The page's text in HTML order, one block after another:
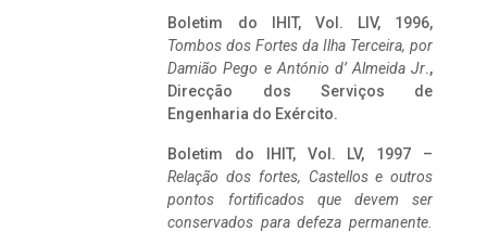
Boletim do IHIT, Vol. LIV, 1996,
Tombos dos Fortes da Ilha Terceira, por
Damião Pego e António d’ Almeida Jr.,
Direcção dos Serviços de
Engenharia do Exército.
Boletim do IHIT, Vol. LV, 1997 –
Relação dos fortes, Castellos e outros
pontos fortificados que devem ser
conservados para defeza permanente.